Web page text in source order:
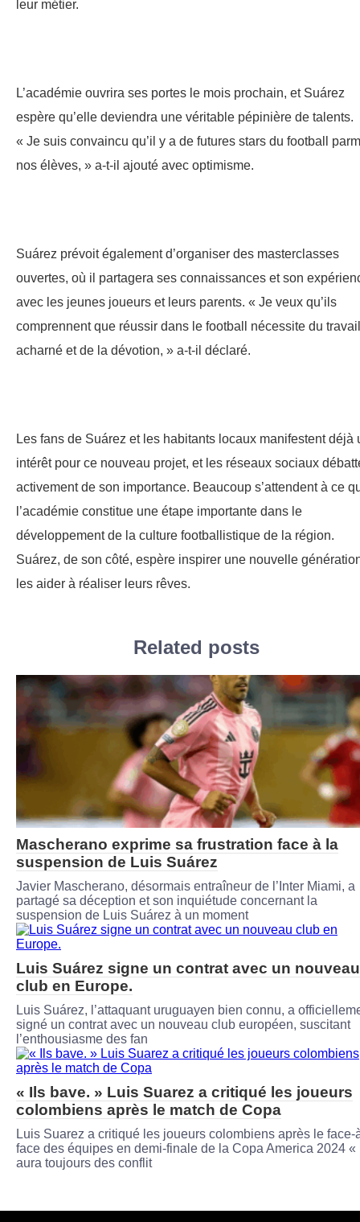
leur métier.
L’académie ouvrira ses portes le mois prochain, et Suárez
espère qu’elle deviendra une véritable pépinière de talents.
« Je suis convaincu qu’il y a de futures stars du football
nos élèves, » a-t-il ajouté avec optimisme.
Suárez prévoit également d’organiser des masterclasses
ouvertes, où il partagera ses connaissances et son
avec les jeunes joueurs et leurs parents. « Je veux qu’ils
comprennent que réussir dans le football nécessite du travail
acharné et de la dévotion, » a-t-il déclaré.
Les fans de Suárez et les habitants locaux manifestent déjà
intérêt pour ce nouveau projet, et les réseaux sociaux
activement de son importance. Beaucoup s’attendent à ce
l’académie constitue une étape importante dans le
développement de la culture footballistique de la région.
Suárez, de son côté, espère inspirer une nouvelle
les aider à réaliser leurs rêves.
Related posts
Mascherano exprime sa frustration face à la
suspension de Luis Suárez
Javier Mascherano, désormais entraîneur de l’Inter Miami, a
partagé sa déception et son inquiétude concernant la
suspension de Luis Suárez à un moment
Luis Suárez signe un contrat avec un nouveau
club en Europe.
Luis Suárez, l’attaquant uruguayen bien connu, a
signé un contrat avec un nouveau club européen, suscitant
l’enthousiasme des fan
« Ils bave. » Luis Suarez a critiqué les joueurs
colombiens après le match de Copa
Luis Suarez a critiqué les joueurs colombiens après le face-
face des équipes en demi-finale de la Copa America 2024 «
aura toujours des conflit